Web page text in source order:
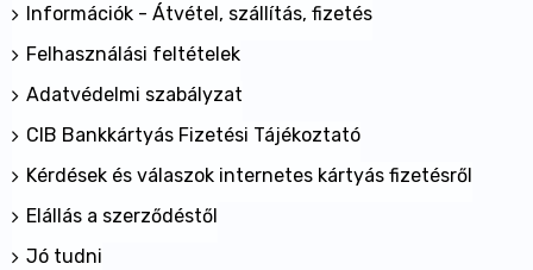
Információk - Átvétel, szállítás, fizetés
Felhasználási feltételek
Adatvédelmi szabályzat
CIB Bankkártyás Fizetési Tájékoztató
Kérdések és válaszok internetes kártyás fizetésről
Elállás a szerződéstől
Jó tudni